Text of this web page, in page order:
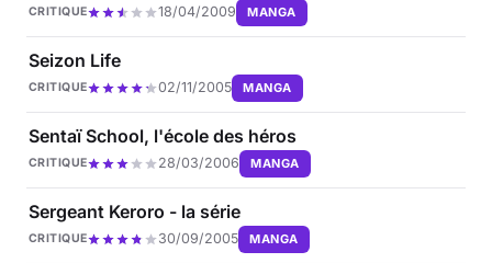
CRITIQUE 18/04/2009 MANGA
Seizon Life
CRITIQUE 02/11/2005 MANGA
Sentaï School, l'école des héros
CRITIQUE 28/03/2006 MANGA
Sergeant Keroro - la série
CRITIQUE 30/09/2005 MANGA